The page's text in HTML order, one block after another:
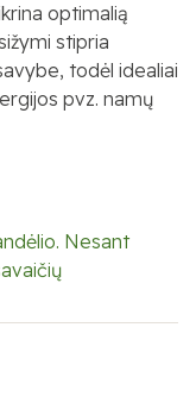
optimalią
stipria
todėl idealiai
pvz. namų
Nesant